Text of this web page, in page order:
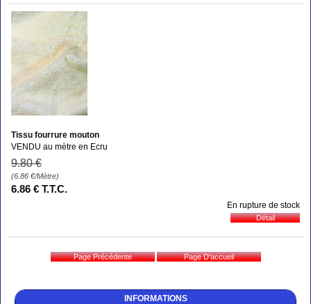
INFORMATIONS
Tissu fourrure mouton
VENDU au mètre en Ecru
9.80 €
(6.86 €/Mètre)
6.86 € T.T.C.
En rupture de stock